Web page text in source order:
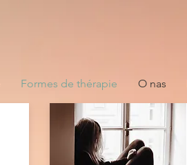
Formes de thérapie O nas